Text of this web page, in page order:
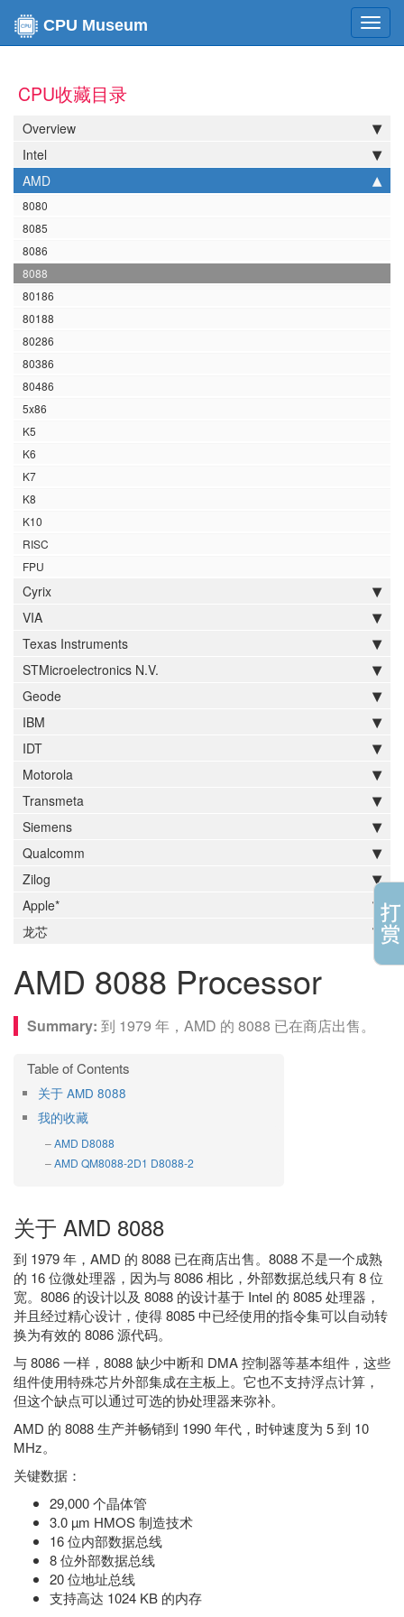
CPU Museum
CPU收藏目录
Overview
Intel
AMD
8080
8085
8086
8088
80186
80188
80286
80386
80486
5x86
K5
K6
K7
K8
K10
RISC
FPU
Cyrix
VIA
Texas Instruments
STMicroelectronics N.V.
Geode
IBM
IDT
Motorola
Transmeta
Siemens
Qualcomm
Zilog
Apple*
龙芯
AMD 8088 Processor
到 1979 年，AMD 的 8088 已在商店出售。
关于 AMD 8088
我的收藏
AMD D8088
AMD QM8088-2D1 D8088-2
关于 AMD 8088
到 1979 年，AMD 的 8088 已在商店出售。8088 不是一个成熟
的 16 位微处理器，因为与 8086 相比，外部数据总线只有 8 位
宽。8086 的设计以及 8088 的设计基于 Intel 的 8085 处理器，
并且经过精心设计，使得 8085 中已经使用的指令集可以自动转
换为有效的 8086 源代码。
与 8086 一样，8088 缺少中断和 DMA 控制器等基本组件，这些
组件使用特殊芯片外部集成在主板上。它也不支持浮点计算，
但这个缺点可以通过可选的协处理器来弥补。
AMD 的 8088 生产并畅销到 1990 年代，时钟速度为 5 到 10
MHz。
关键数据：
29,000 个晶体管
3.0 µm HMOS 制造技术
16 位内部数据总线
8 位外部数据总线
20 位地址总线
支持高达 1024 KB 的内存